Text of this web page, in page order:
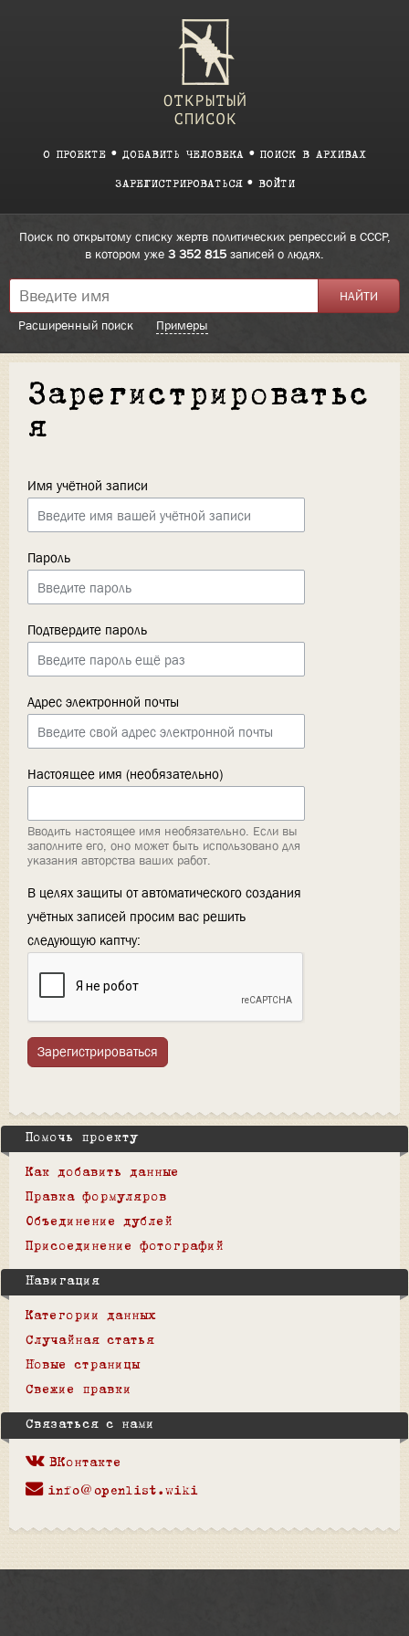
О ПРОЕКТЕ ДОБАВИТЬ ЧЕЛОВЕКА ПОИСК В АРХИВАХ
ЗАРЕГИСТРИРОВАТЬСЯ ВОЙТИ
Поиск по открытому списку жертв политических репрессий в СССР,
в котором уже 3 352 815 записей о людях.
Расширенный поиск Примеры
Зарегистрироватьс
я
Имя учётной записи
Пароль
Подтвердите пароль
Адрес электронной почты
Настоящее имя (необязательно)
Вводить настоящее имя необязательно. Если вы
заполните его, оно может быть использовано для
указания авторства ваших работ.
В целях защиты от автоматического создания
учётных записей просим вас решить
следующую каптчу:
Зарегистрироваться
Помочь проекту
Как добавить данные
Правка формуляров
Объединение дублей
Присоединение фотографий
Навигация
Категории данных
Случайная статья
Новые страницы
Свежие правки
Связаться с нами
ВКонтакте
info@openlist.wiki